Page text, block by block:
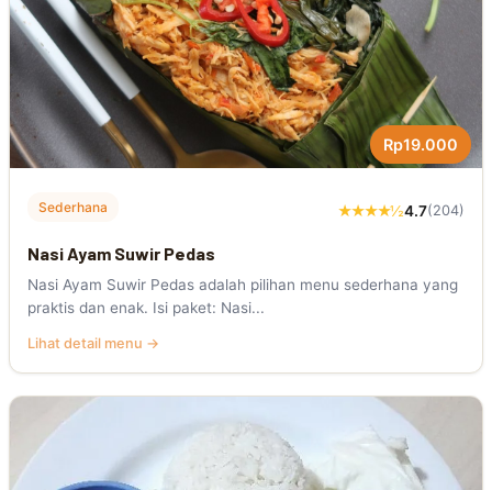
Rp19.000
Sederhana ★★★★½4.7(204)
Nasi Ayam Suwir Pedas
Nasi Ayam Suwir Pedas adalah pilihan menu sederhana yang
praktis dan enak. Isi paket: Nasi...
Lihat detail menu →